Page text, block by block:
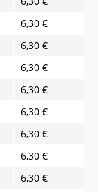
6,30 €
6,30 €
6,30 €
6,30 €
6,30 €
6,30 €
6,30 €
6,30 €